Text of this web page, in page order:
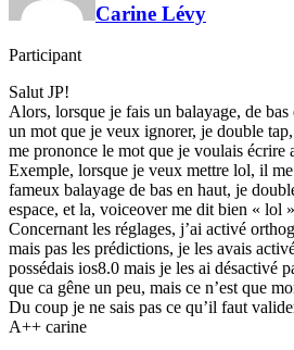
Carine Lévy
Participant
Salut JP!
Alors, lorsque je fais un balayage, de
un mot que je veux ignorer, je double
me prononce le mot que je voulais écrire
Exemple, lorsque je veux mettre lol, il
fameux balayage de bas en haut, je
espace, et la, voiceover me dit bien « lol
Concernant les réglages, j’ai activé
mais pas les prédictions, je les avais
possédais ios8.0 mais je les ai désactivé
que ca gêne un peu, mais ce n’est que
Du coup je ne sais pas ce qu’il faut
A++ carine